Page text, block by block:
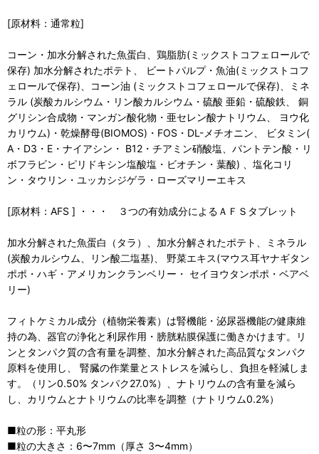
[原材料：通常粒]
コーン・加水分解された魚蛋白、鶏脂肪(ミックストコフェロールで
保存) 加水分解されたポテト、 ビートパルプ・魚油(ミックストコフ
ェロールで保存)、コーン油 (ミックストコフェロールで保存)、ミネ
ラル (炭酸カルシウム・リン酸カルシウム・硫酸 亜鉛・硫酸鉄、 銅
グリシン合成物・マンガン酸化物・亜セレン酸ナトリウム、 ヨウ化
カリウム)・乾燥酵母(BIOMOS)・FOS・DL-メチオニン、 ビタミン(
A・D3・E・ナイアシン・ B12・チアミン硝酸塩、パントテン酸・リ
ボフラビン・ピリドキシン塩酸塩・ビオチン・葉酸) 、塩化コリ
ン・タウリン・ユッカシジゲラ・ローズマリーエキス
[原材料：AFS ] ・・・ ３つの有効成分によるＡＦＳタブレット
加水分解された魚蛋白（タラ）、加水分解されたポテト、ミネラル
(炭酸カルシウム、リン酸二塩基)、 野菜エキス(マウス耳ヤナギタン
ポポ・ハギ・アメリカンクランベリー・ セイヨウタンポポ・ベアベ
リー)
フィトケミカル成分（植物栄養素）は腎機能・泌尿器機能の健康維
持の為、器官の浄化と利尿作用・膀胱粘膜保護に働きかけます。リ
ンとタンパク質の含有量を調整、加水分解された高品質なタンパク
原料を使用し、 腎臓の作業量とストレスを減らし、負担を軽減しま
す。（リン0.50% タンパク27.0%）、ナトリウムの含有量を減ら
し、カリウムとナトリウムの比率を調整（ナトリウム0.2%）
■粒の形：平丸形
■粒の大きさ：6〜7mm（厚さ 3〜4mm）